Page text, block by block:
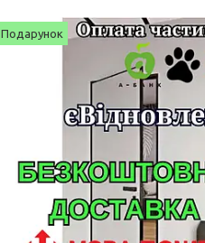
Подарунок